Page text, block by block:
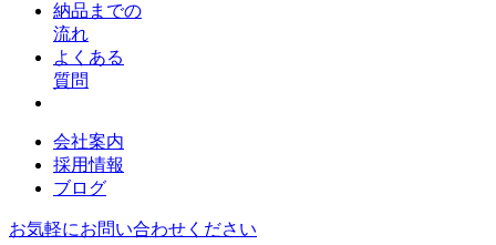
納品までの
流れ
よくある
質問
会社案内
採用情報
ブログ
お気軽にお問い合わせください